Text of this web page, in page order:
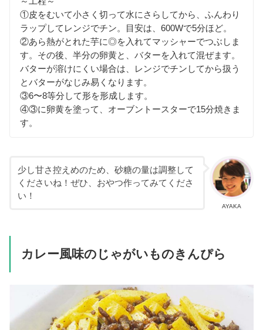
①皮をむいて小さく切って水にさらしてから、ふんわり
ラップしてレンジでチン。目安は、600Wで5分ほど。
②あら熱がとれた芋に◎を入れてマッシャーでつぶしま
す。その後、半分の卵黄と、バターを入れて混ぜます。
バターが溶けにくい場合は、レンジでチンしてから扱う
とバターがなじみ易くなります。
③6〜8等分して形を形成します。
④③に卵黄を塗って、オーブントースターで15分焼きま
す。
AYAKA
少し甘さ控えめのため、砂糖の量は調整して
くださいね！ぜひ、おやつ作ってみてくださ
い！
カレー風味のじゃがいものきんぴら